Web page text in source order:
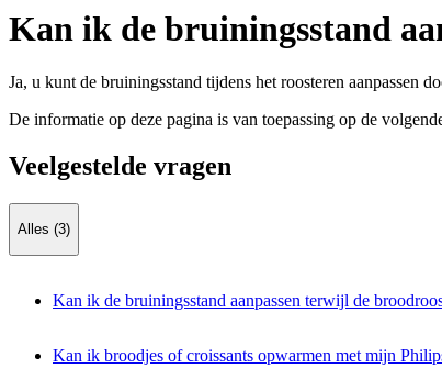
Kan ik de bruiningsstand
Ja, u kunt de bruiningsstand tijdens het roosteren aanpassen
De informatie op deze pagina is van toepassing op de
Veelgestelde vragen
Alles (3)
Kan ik de bruiningsstand aanpassen terwijl de
Kan ik broodjes of croissants opwarmen met mijn